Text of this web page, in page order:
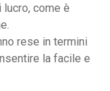
come è
rese in termini
la facile e